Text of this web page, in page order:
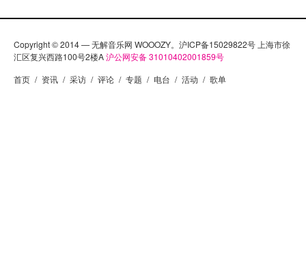
Copyright © 2014 — 无解音乐网 WOOOZY。沪ICP备15029822号 上海市徐
汇区复兴西路100号2楼A沪公网安备 31010402001859号
首页 / 资讯 / 采访 / 评论 / 专题 / 电台 / 活动 / 歌单